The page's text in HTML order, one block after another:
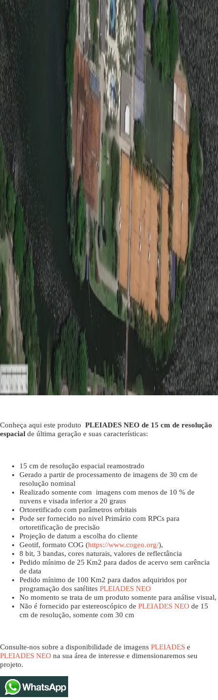
Conheça aqui este produto PLEIADES NEO de 15 cm de resolução
espacial de última geração e suas características:
15 cm de resolução espacial reamostrado
Gerado a partir de processamento de imagens de 30 cm de
resolução nominal
Realizado somente com imagens com menos de 10 % de
nuvens e visada inferior a 20 graus
Ortoretificado com parâmetros orbitais
Pode ser fornecido no nivel Primário com RPCs para
ortoretificação de precisão
Projeção de datum a escolha do cliente
Geotif, formato COG (https://www.cogeo.org/),
8 bit, 3 bandas, cores naturais, valores de reflectância
Pedido mínimo de 25 Km2 para dados de acervo sem carência
de data
Pedido mínimo de 100 Km2 para dados adquiridos por
programação dos satélites PLEIADES NEO
No momento se trata de um produto somente para análise visual,
Não é fornecido par estereoscópico de PLEIADES NEO de 15
cm de resolução, somente com 30 cm
Consulte-nos sobre a disponibilidade de imagens PLEIADES e
PLEIADES NEO na sua área de interesse e dimensionaremos seu
projeto.